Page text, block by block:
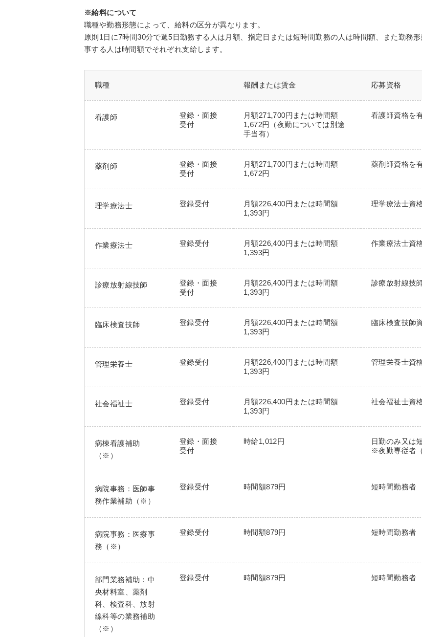
※給料について
職種や勤務形態によって、給料の区分が異なります。
原則1日に7時間30分で週5日勤務する人は月額、指定日または短時間勤務の人は時間額、また勤務
事する人は時間額でそれぞれ支給します。
職種 報酬または賃金 応募資格
看護師
登録・面接
受付
月額271,700円または時間額
1,672円（夜勤については別途
手当有）
看護師資格を
薬剤師
登録・面接
受付
月額271,700円または時間額
1,672円
薬剤師資格を
理学療法士 登録受付
月額226,400円または時間額
1,393円
理学療法士資
作業療法士 登録受付
月額226,400円または時間額
1,393円
作業療法士資
診療放射線技師
登録・面接
受付
月額226,400円または時間額
1,393円
診療放射線技
臨床検査技師 登録受付
月額226,400円または時間額
1,393円
臨床検査技師
管理栄養士 登録受付
月額226,400円または時間額
1,393円
管理栄養士資
社会福祉士 登録受付
月額226,400円または時間額
1,393円
社会福祉士資
病棟看護補助
（※）
登録・面接
受付
時給1,012円
日勤のみ又は
※夜勤専従者（
病院事務：医師事
務作業補助（※）
登録受付 時間額879円 短時間勤務者
病院事務：医療事
務（※）
登録受付 時間額879円 短時間勤務者
部門業務補助：中
央材料室、薬剤
科、検査科、放射
線科等の業務補助
（※）
登録受付 時間額879円 短時間勤務者